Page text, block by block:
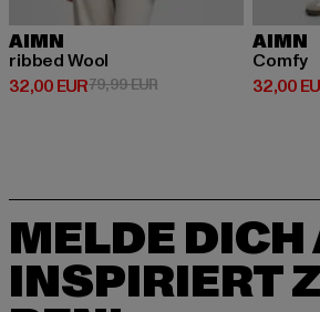
AIMN
ribbed Wool
32,00 EUR
Derzeitiger Preis: 32,00 EUR
79,99 EURAktionspreis: 79,99 EUR
AIMN
Comfy
32,00
MELDE DICH
INSPIRIERT